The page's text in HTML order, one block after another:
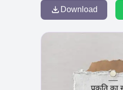
Download